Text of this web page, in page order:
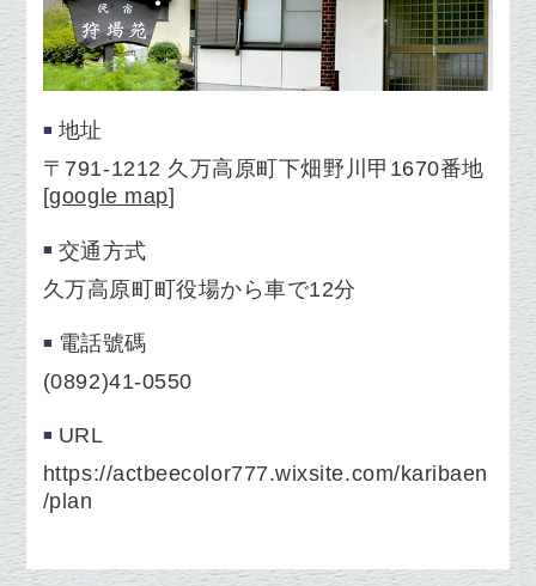
地址
〒791-1212 久万高原町下畑野川甲1670番地
[google map]
交通方式
久万高原町町役場から車で12分
電話號碼
(0892)41-0550
URL
https://actbeecolor777.wixsite.com/karibaen
/plan